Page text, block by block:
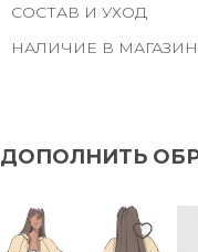
СОСТАВ И УХОД
НАЛИЧИЕ В
ДОПОЛНИТЬ